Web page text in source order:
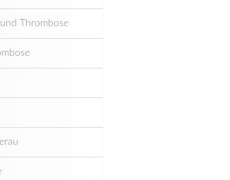
Thrombose